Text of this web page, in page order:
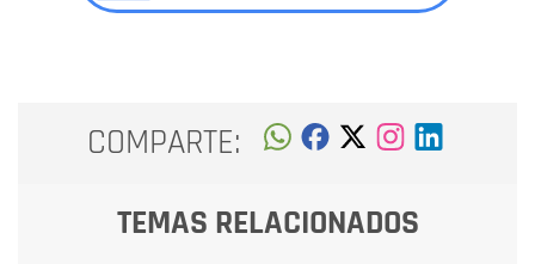
COMPARTE:
TEMAS RELACIONADOS